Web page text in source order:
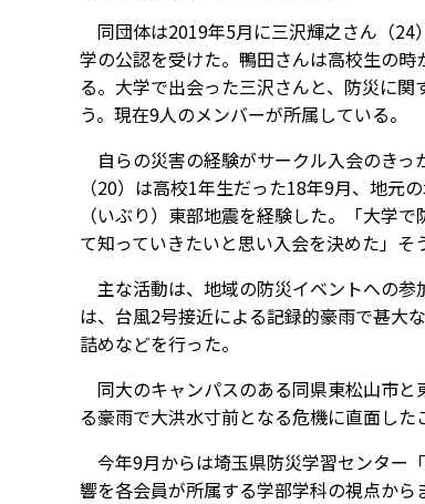
同団体は2019年5月に三沢輝之さん（24
学の公認を受けた。鴨田さんは高校生の
る。大学で出会った三沢さんと、防災に
う。現在9人のメンバーが所属している。
自らの災害の経験がサークル入会のきっ
（20）は高校1年生だった18年9月、地元
（いぶり）東部地震を経験した。「大学
て知っていきたいと思い入会を決めた」そ
主な活動は、地域の防災イベントへの参
は、台風2号接近による記録的豪雨で甚大
詰めなどを行った。
同大のキャンパスのある同県東松山市と
る豪雨で大洪水寸前となる危機に直面した
今年9月からは埼玉県防災学習センター
響を各会員が所属する学部学科の視点から